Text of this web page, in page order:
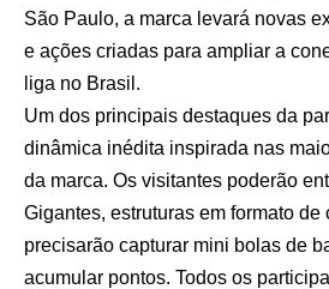
São Paulo, a marca levará novas
e ações criadas para ampliar a
liga no Brasil.
Um dos principais destaques da
dinâmica inédita inspirada nas
da marca. Os visitantes poderão
Gigantes, estruturas em formato
precisarão capturar mini bolas de
acumular pontos. Todos os